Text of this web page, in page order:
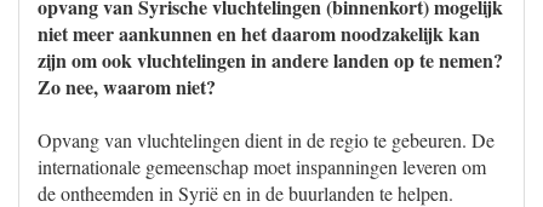
opvang van Syrische vluchtelingen (binnenkort) mogelijk
niet meer aankunnen en het daarom noodzakelijk kan
zijn om ook vluchtelingen in andere landen op te nemen?
Zo nee, waarom niet?
Opvang van vluchtelingen dient in de regio te gebeuren. De
internationale gemeenschap moet inspanningen leveren om
de ontheemden in Syrië en in de buurlanden te helpen.